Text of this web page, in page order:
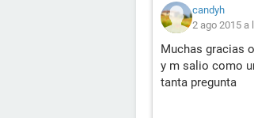
candyh
2 ago 2015 a
Muchas gracias
y m salio como
tanta pregunta